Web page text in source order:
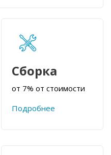
Сборка
от 7% от стоимости
Подробнее